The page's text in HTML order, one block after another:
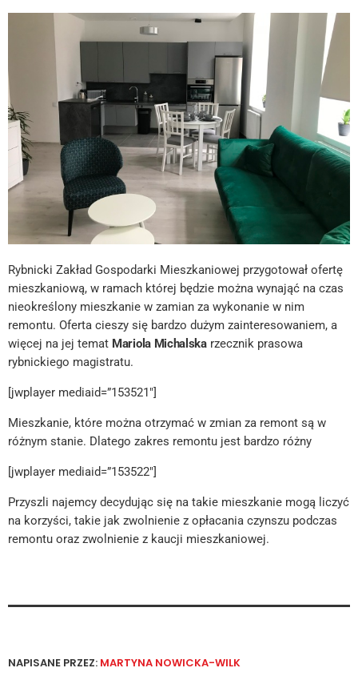
Rybnicki Zakład Gospodarki Mieszkaniowej przygotował ofertę
mieszkaniową, w ramach której będzie można wynająć na czas
nieokreślony mieszkanie w zamian za wykonanie w nim
remontu. Oferta cieszy się bardzo dużym zainteresowaniem, a
więcej na jej temat Mariola Michalskarzecznik prasowa
rybnickiego magistratu.
[jwplayer mediaid=”153521″]
Mieszkanie, które można otrzymać w zmian za remont są w
różnym stanie. Dlatego zakres remontu jest bardzo różny
[jwplayer mediaid=”153522″]
Przyszli najemcy decydując się na takie mieszkanie mogą liczyć
na korzyści, takie jak zwolnienie z opłacania czynszu podczas
remontu oraz zwolnienie z kaucji mieszkaniowej.
NAPISANE PRZEZ: MARTYNA NOWICKA-WILK